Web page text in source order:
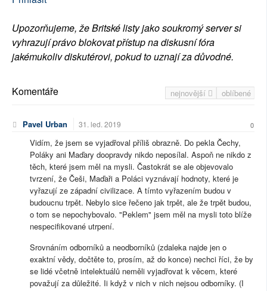
Upozorňujeme, že Britské listy jako soukromý server si
vyhrazují právo blokovat přístup na diskusní fóra
jakémukoliv diskutérovi, pokud to uznají za důvodné.
nejnovější oblíbené
Komentáře
Pavel Urban 31. led. 2019 0
Vidím, že jsem se vyjadřoval příliš obrazně. Do pekla Čechy,
Poláky ani Maďary doopravdy nikdo neposílal. Aspoň ne nikdo z
těch, které jsem měl na mysli. Častokrát se ale objevovalo
tvrzení, že Češi, Maďaři a Poláci vyznávají hodnoty, které je
vyřazují ze západní civilizace. A tímto vyřazením budou v
budoucnu trpět. Nebylo sice řečeno jak trpět, ale že trpět budou,
o tom se nepochybovalo. "Peklem" jsem měl na mysli toto blíže
nespecifikované utrpení.
Srovnáním odborníků a neodborníků (zdaleka najde jen o
exaktní vědy, dočtěte to, prosím, až do konce) nechci říci, že by
se lidé včetně intelektuálů neměli vyjadřovat k věcem, které
považují za důležité. Ii když v nich v nich nejsou odborníky. (I